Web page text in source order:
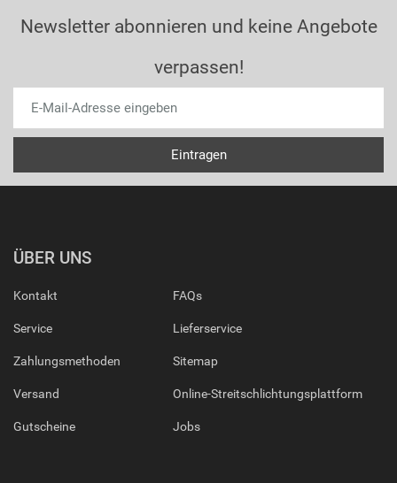
Newsletter abonnieren und keine Angebote
verpassen!
ÜBER UNS
Kontakt
Service
Zahlungsmethoden
Versand
Gutscheine
FAQs
Lieferservice
Sitemap
Online-Streitschlichtungsplattform
Jobs